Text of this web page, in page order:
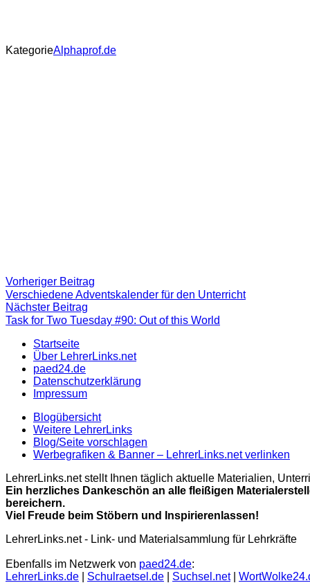
KategorieAlphaprof.de
Beitragsnavigation
Vorheriger Beitrag
Beitrag:
Verschiedene Adventskalender für den Unterricht
Nächster Beitrag
Beitrag
Task for Two Tuesday #90: Out of this World
Startseite
Über LehrerLinks.net
paed24.de
Datenschutzerklärung
Impressum
Blogübersicht
Weitere LehrerLinks
Blog/Seite vorschlagen
Werbegrafiken & Banner – LehrerLinks.net verlinken
LehrerLinks.net stellt Ihnen täglich aktuelle Materialien,
Ein herzliches Dankeschön an alle fleißigen
bereichern.
Viel Freude beim Stöbern und Inspirierenlassen!
LehrerLinks.net - Link- und Materialsammlung für Lehrkräfte
Ebenfalls im Netzwerk von paed24.de:
LehrerLinks.de
Schulraetsel.de Suchsel.net|